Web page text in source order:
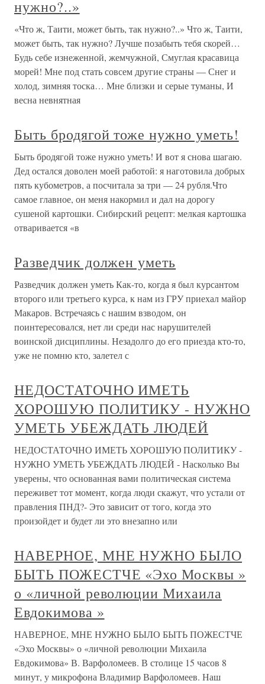
нужно?..»
«Что ж, Таити, может быть, так нужно?..» Что ж, Таити,
может быть, так нужно? Лучше позабыть тебя скорей…
Будь себе изнеженной, жемчужной, Смуглая красавица
морей! Мне под стать совсем другие страны — Снег и
холод, зимняя тоска… Мне близки и серые туманы, И
весна невнятная
Быть бродягой тоже нужно уметь!
Быть бродягой тоже нужно уметь! И вот я снова шагаю.
Дед остался доволен моей работой: я наготовила добрых
пять кубометров, а посчитала за тpи — 24 рубля.Что
самое главное, он меня накормил и дал на дорогу
сушеной картошки. Сибирский рецепт: мелкая картошка
отваривается «в
Разведчик должен уметь
Разведчик должен уметь Как-то, когда я был курсантом
второго или третьего курса, к нам из ГРУ приехал майор
Макаров. Встречаясь с нашим взводом, он
поинтересовался, нет ли среди нас нарушителей
воинской дисциплины. Незадолго до его приезда кто-то,
уже не помню кто, залетел с
НЕДОСТАТОЧНО ИМЕТЬ
ХОРОШУЮ ПОЛИТИКУ - НУЖНО
УМЕТЬ УБЕЖДАТЬ ЛЮДЕЙ
НЕДОСТАТОЧНО ИМЕТЬ ХОРОШУЮ ПОЛИТИКУ -
НУЖНО УМЕТЬ УБЕЖДАТЬ ЛЮДЕЙ - Насколько Вы
уверены, что основанная вами политическая система
переживет тот момент, когда люди скажут, что устали от
правления ПНД?- Это зависит от того, когда это
произойдет и будет ли это внезапно или
НАВЕРНОЕ, МНЕ НУЖНО БЫЛО
БЫТЬ ПОЖЕСТЧЕ «Эхо Москвы »
о «личной революции Михаила
Евдокимова »
НАВЕРНОЕ, МНЕ НУЖНО БЫЛО БЫТЬ ПОЖЕСТЧЕ
«Эхо Москвы» о «личной революции Михаила
Евдокимова» В. Варфоломеев. В столице 15 часов 8
минут, у микрофона Владимир Варфоломеев. Наш